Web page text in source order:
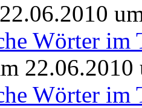
Wörter im
Wörter im